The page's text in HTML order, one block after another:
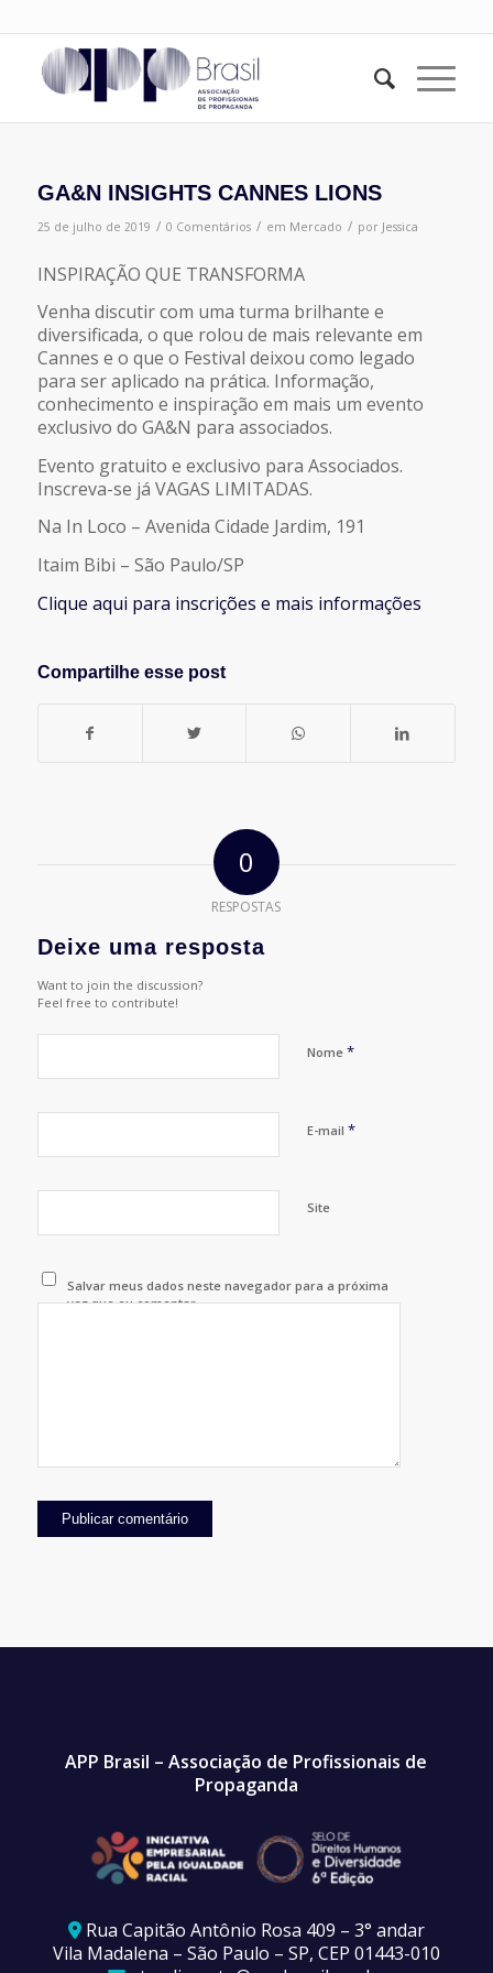
GA&N INSIGHTS CANNES LIONS
25 de julho de 2019 / 0 Comentários / em Mercado / por Jessica
INSPIRAÇÃO QUE TRANSFORMA
Venha discutir com uma turma brilhante e
diversificada, o que rolou de mais relevante em
Cannes e o que o Festival deixou como legado
para ser aplicado na prática. Informação,
conhecimento e inspiração em mais um evento
exclusivo do GA&N para associados.
Evento gratuito e exclusivo para Associados.
Inscreva-se já VAGAS LIMITADAS.
Na In Loco – Avenida Cidade Jardim, 191
Itaim Bibi – São Paulo/SP
Clique aqui para inscrições e mais informações
Compartilhe esse post
0
RESPOSTAS
Deixe uma resposta
Want to join the discussion?
Feel free to contribute!
Nome *
E-mail *
Site
Salvar meus dados neste navegador para a próxima
vez que eu comentar.
APP Brasil – Associação de Profissionais de
Propaganda
Rua Capitão Antônio Rosa 409 – 3° andar
Vila Madalena – São Paulo – SP, CEP 01443-010